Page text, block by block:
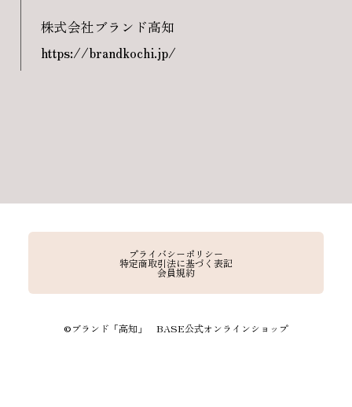
株式会社ブランド高知
https://brandkochi.jp/
プライバシーポリシー
特定商取引法に基づく表記
会員規約
©︎ブランド「高知」 BASE公式オンラインショップ